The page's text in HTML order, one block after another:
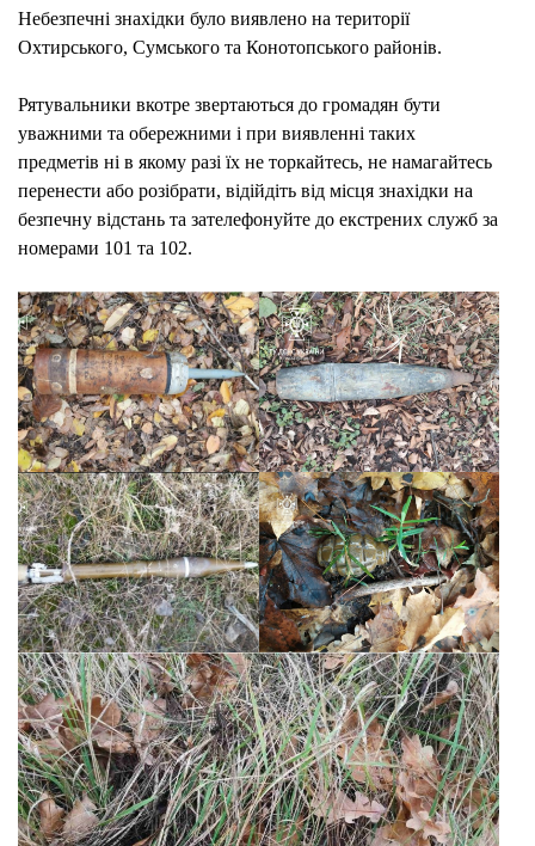
Небезпечні знахідки було виявлено на території
Охтирського, Сумського та Конотопського районів.
Рятувальники вкотре звертаються до громадян бути
уважними та обережними і при виявленні таких
предметів ні в якому разі їх не торкайтесь, не намагайтесь
перенести або розібрати, відійдіть від місця знахідки на
безпечну відстань та зателефонуйте до екстрених служб за
номерами 101 та 102.